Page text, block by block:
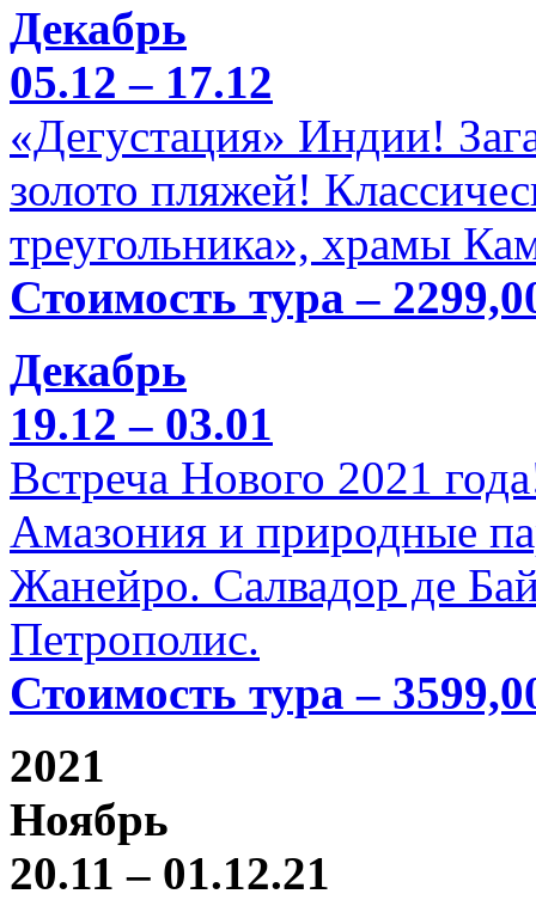
Декабрь
05.12 – 17.12
«Дегустация» Индии!
золото пляжей!
треугольника», храмы
Стоимость тура –
Декабрь
19.12 – 03.01
Встреча Нового 2021
Амазония и природные
Жанейро. Салвадор де
Петрополис.
Стоимость тура –
2021
Ноябрь
20.11 – 01.12.21